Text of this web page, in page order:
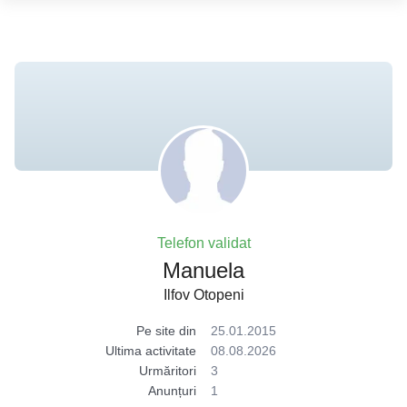
Telefon validat
Manuela
Ilfov Otopeni
Pe site din
25.01.2015
Ultima activitate
08.08.2026
Urmăritori
3
Anunțuri
1